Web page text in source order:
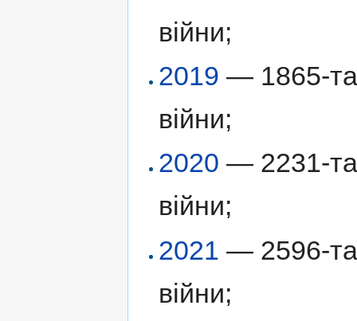
війни;
2019 — 1865-та
війни;
2020 — 2231-та
війни;
2021 — 2596-та
війни;